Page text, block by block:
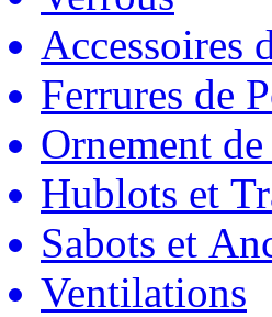
Accessoires
Ferrures de
Ornement
Hublots et
Sabots et
Ventilations